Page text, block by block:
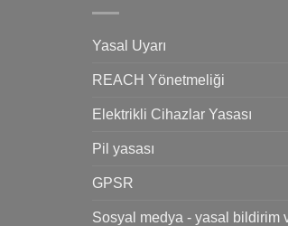
Yasal Uyarı
REACH Yönetmeliği
Elektrikli Cihazlar Yasası
Pil yasası
GPSR
Sosyal medya - yasal bildirim